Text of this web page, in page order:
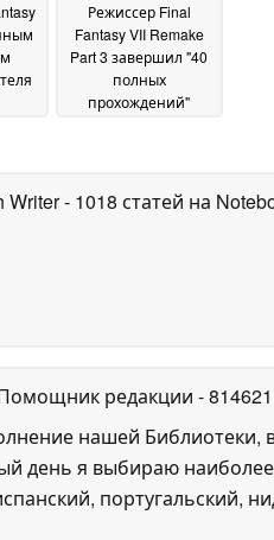
Режиссер Final
Fantasy VII Remake
Part 3 завершил "40
полных
прохождений"
Writer- 1018 статей на
редакции -
нашей Библиотеки,
день я выбираю
португальский,